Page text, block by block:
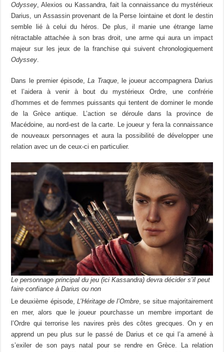
Odyssey , Alexios ou Kassandra, fait la connaissance du mystérieux
Darius, un Assassin provenant de la Perse lointaine et dont le destin
semble lié à celui du héros. De plus, il manie une étrange lame
rétractable attachée à son bras droit, une arme qui aura un impact
majeur sur les jeux de la franchise qui suivent chronologiquement
Odyssey
Dans le premier épisode,La Traque, le joueur accompagnera Darius
et l’aidera à venir à bout du mystérieux Ordre, une confrérie
d’hommes et de femmes puissants qui tentent de dominer le monde
de la Grèce antique. L’action se déroule dans la province de
Macédoine, au nord-est de la carte. Le joueur y fera la connaissance
de nouveaux personnages et aura la possibilité de développer une
relation avec un de ceux-ci en particulier.
Le personnage principal du jeu (ici Kassandra) devra décider s’il peut
faire confiance à Darius ou non
Le deuxième épisode, L’Héritage de l’Ombre , se situe majoritairement
en mer, alors que le joueur pourchasse un membre important de
l’Ordre qui terrorise les navires près des côtes grecques. On y en
apprend un peu plus sur le passé de Darius et ce qui l’a amené à
s’exiler de son pays natal pour se rendre en Grèce. La relation